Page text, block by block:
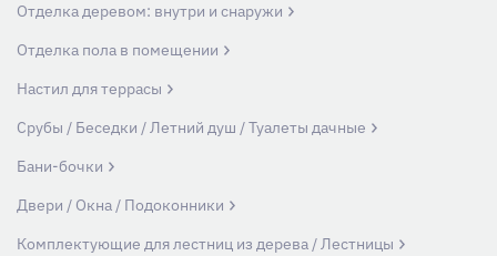
Отделка деревом: внутри и снаружи
Отделка пола в помещении
Настил для террасы
Срубы / Беседки / Летний душ / Туалеты дачные
Бани-бочки
Двери / Окна / Подоконники
Комплектующие для лестниц из дерева / Лестницы